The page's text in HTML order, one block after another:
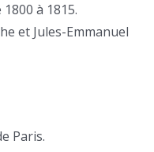
à 1815.
et Jules-Emmanuel
Paris.